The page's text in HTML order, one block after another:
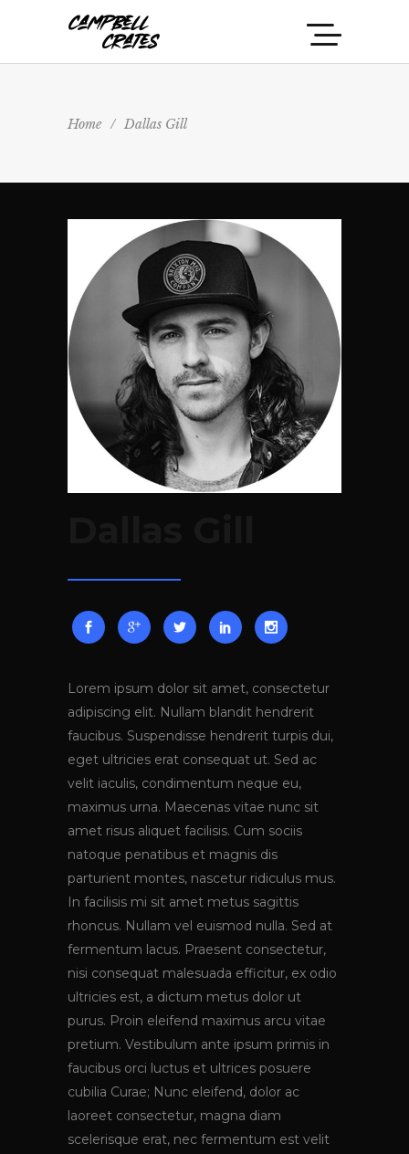
Home / Dallas Gill
Lorem ipsum dolor sit amet, consectetur
adipiscing elit. Nullam blandit hendrerit
faucibus. Suspendisse hendrerit turpis dui,
eget ultricies erat consequat ut. Sed ac
velit iaculis, condimentum neque eu,
maximus urna. Maecenas vitae nunc sit
amet risus aliquet facilisis. Cum sociis
natoque penatibus et magnis dis
parturient montes, nascetur ridiculus mus.
In facilisis mi sit amet metus sagittis
rhoncus. Nullam vel euismod nulla. Sed at
fermentum lacus. Praesent consectetur,
nisi consequat malesuada efficitur, ex odio
ultricies est, a dictum metus dolor ut
purus. Proin eleifend maximus arcu vitae
pretium. Vestibulum ante ipsum primis in
faucibus orci luctus et ultrices posuere
cubilia Curae; Nunc eleifend, dolor ac
laoreet consectetur, magna diam
scelerisque erat, nec fermentum est velit